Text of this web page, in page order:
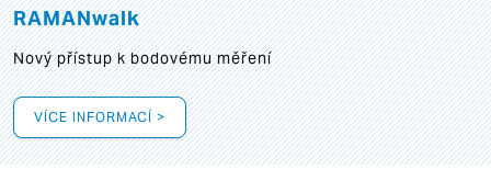
RAMANwalk
Nový přístup k bodovému měření
VÍCE INFORMACÍ >